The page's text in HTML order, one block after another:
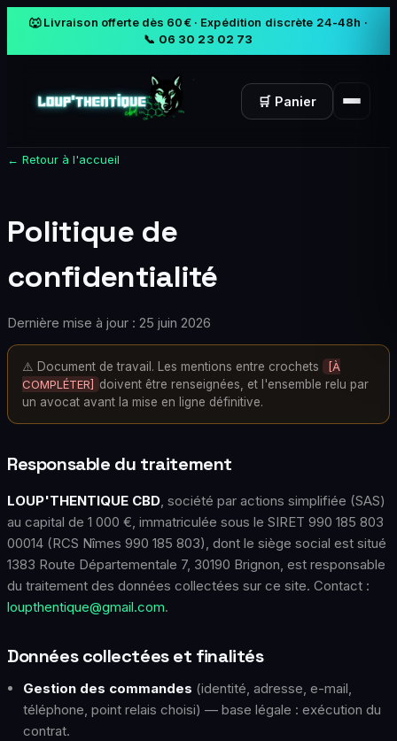
🐺 Livraison offerte dès 60€ · Expédition discrète 24-48h ·
📞 06 30 23 02 73
🛒 Panier
← Retour à l'accueil
Politique de
confidentialité
Dernière mise à jour : 25 juin 2026
⚠️ Document de travail. Les mentions entre crochets
[À
COMPLÉTER] doivent être renseignées, et l'ensemble relu par
un avocat avant la mise en ligne définitive.
Responsable du traitement
LOUP'THENTIQUE CBD, société par actions simplifiée (SAS)
au capital de 1 000 €, immatriculée sous le SIRET 990 185 803
00014 (RCS Nîmes 990 185 803), dont le siège social est situé
1383 Route Départementale 7, 30190 Brignon, est responsable
du traitement des données collectées sur ce site. Contact :
loupthentique@gmail.com.
Données collectées et finalités
Gestion des commandes (identité, adresse, e-mail,
téléphone, point relais choisi) — base légale : exécution du
contrat.